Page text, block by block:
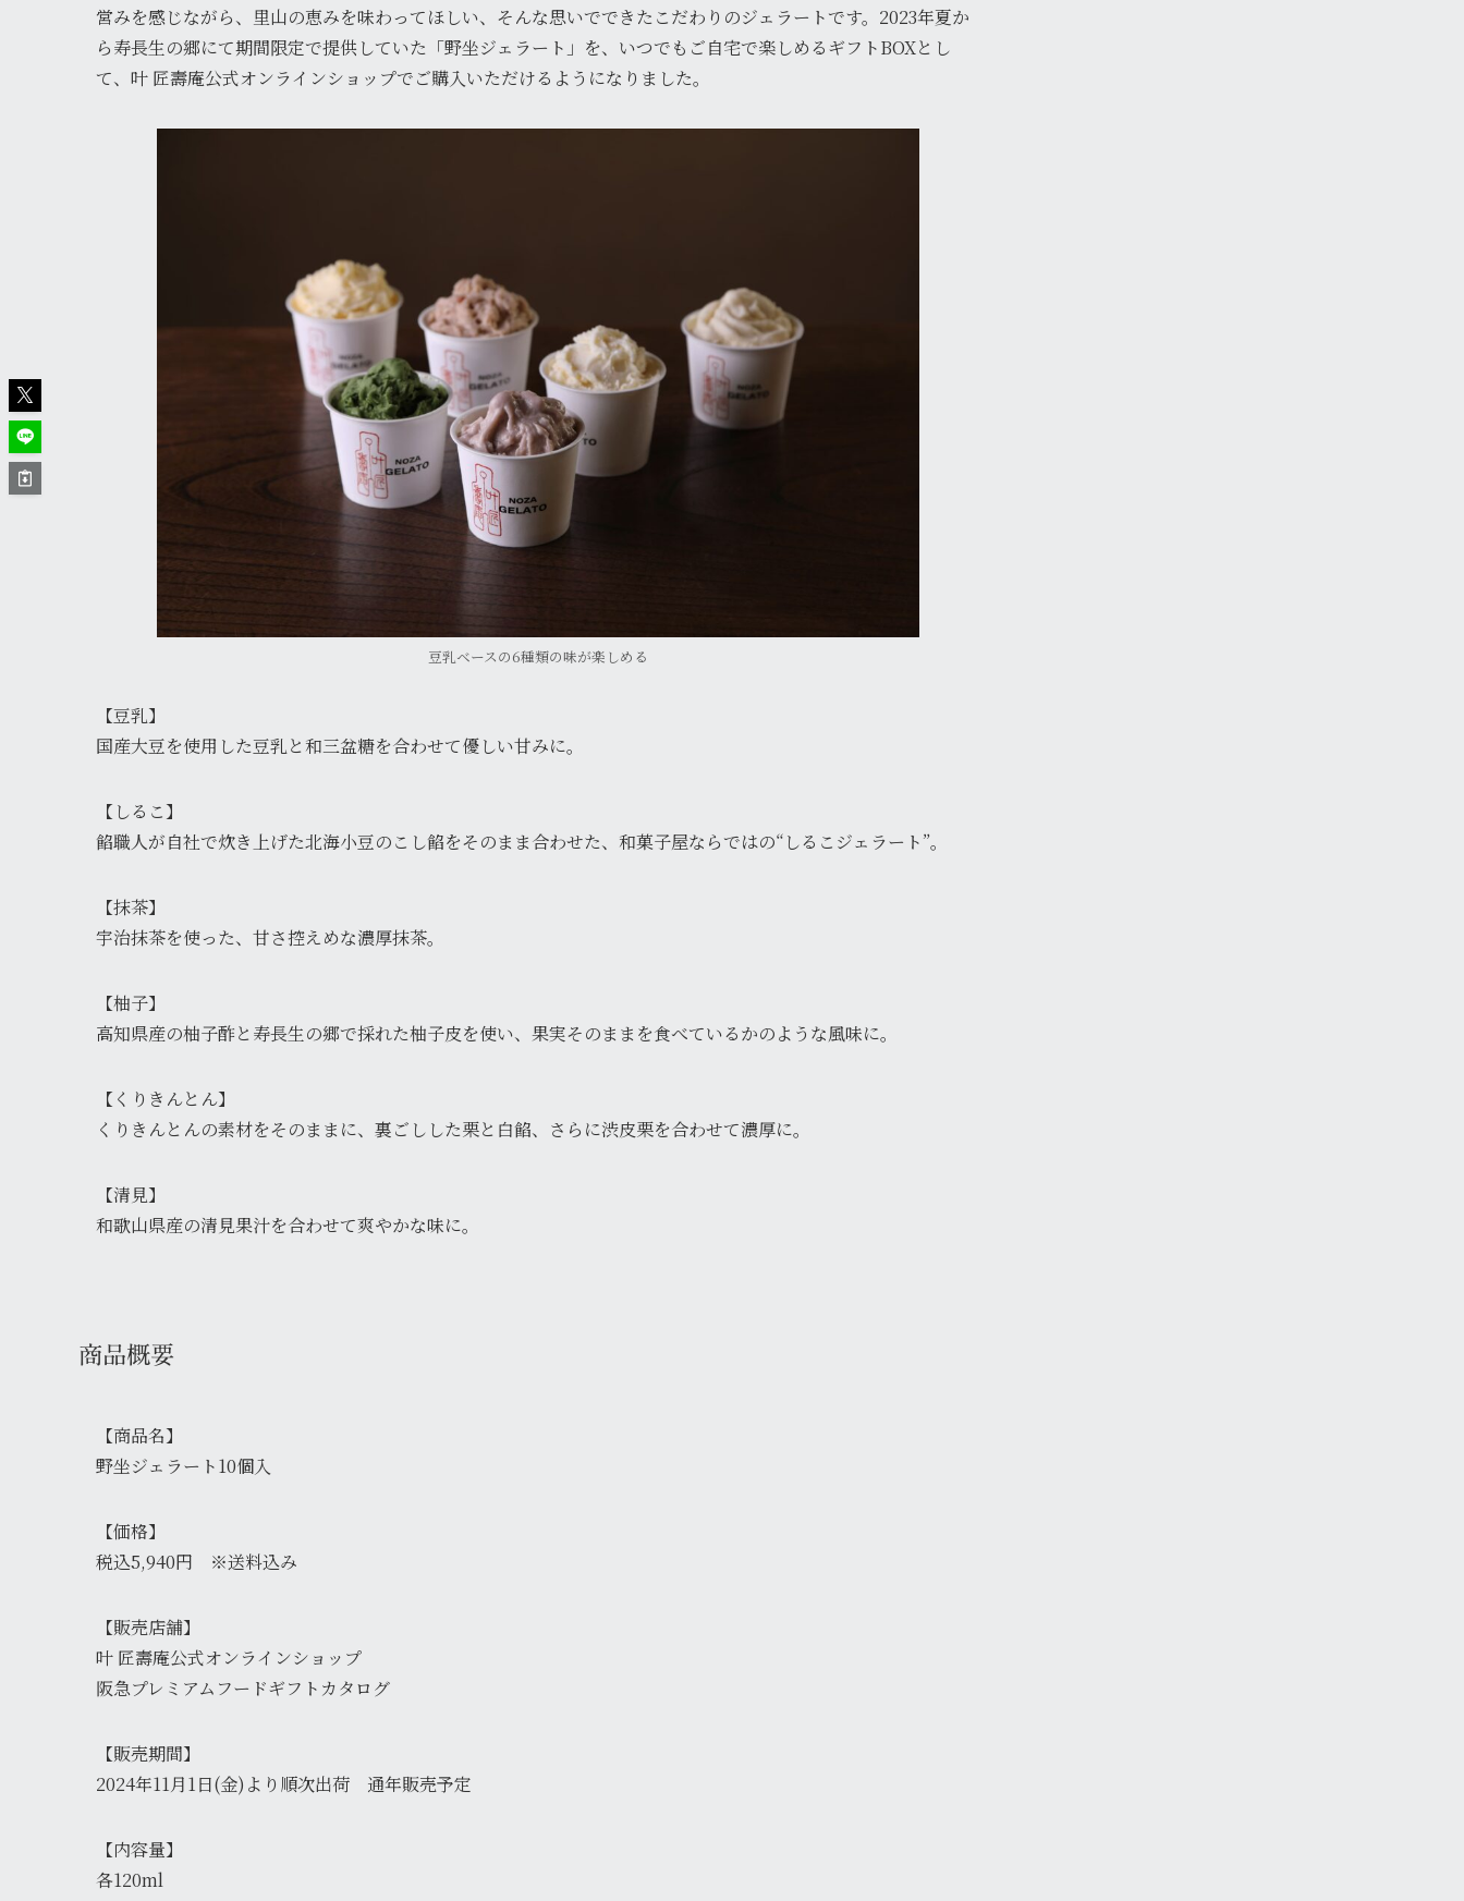
営みを感じながら、里山の恵みを味わってほしい、そんな思いでできたこだわりのジェラートです。2023年夏か
ら寿長生の郷にて期間限定で提供していた「野坐ジェラート」を、いつでもご自宅で楽しめるギフトBOXとし
て、叶 匠壽庵公式オンラインショップでご購入いただけるようになりました。
豆乳ベースの6種類の味が楽しめる
【豆乳】
国産大豆を使用した豆乳と和三盆糖を合わせて優しい甘みに。
【しるこ】
餡職人が自社で炊き上げた北海小豆のこし餡をそのまま合わせた、和菓子屋ならではの“しるこジェラート”。
【抹茶】
宇治抹茶を使った、甘さ控えめな濃厚抹茶。
【柚子】
高知県産の柚子酢と寿長生の郷で採れた柚子皮を使い、果実そのままを食べているかのような風味に。
【くりきんとん】
くりきんとんの素材をそのままに、裏ごしした栗と白餡、さらに渋皮栗を合わせて濃厚に。
【清見】
和歌山県産の清見果汁を合わせて爽やかな味に。
商品概要
【商品名】
野坐ジェラート10個入
【価格】
税込5,940円 ※送料込み
【販売店舗】
叶 匠壽庵公式オンラインショップ
阪急プレミアムフードギフトカタログ
【販売期間】
2024年11月1日(金)より順次出荷 通年販売予定
【内容量】
各120ml